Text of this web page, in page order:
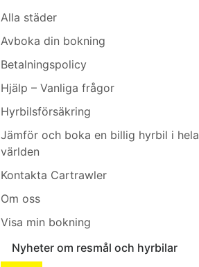
Alla städer
Avboka din bokning
Betalningspolicy
Hjälp – Vanliga frågor
Hyrbilsförsäkring
Jämför och boka en billig hyrbil i hela
världen
Kontakta Cartrawler
Om oss
Visa min bokning
Nyheter om resmål och hyrbilar